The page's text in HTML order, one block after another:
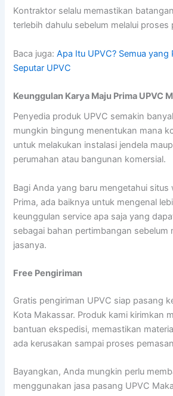
Kontraktor selalu memastikan
terlebih dahulu sebelum melalui proses
Baca juga:Apa Itu UPVC? Semua yang
Seputar UPVC
Keunggulan Karya Maju Prima UPVC
Penyedia produk UPVC semakin
mungkin bingung menentukan mana
untuk melakukan instalasi jendela
perumahan atau bangunan komersial.
Bagi Anda yang baru mengetahui situs
Prima, ada baiknya untuk mengenal
keunggulan service apa saja yang
sebagai bahan pertimbangan sebelum
jasanya.
Free Pengiriman
Gratis pengiriman UPVC siap pasang
Kota Makassar. Produk kami kirimkan
bantuan ekspedisi, memastikan
ada kerusakan sampai proses
Bayangkan, Anda mungkin perlu
menggunakan jasa pasang UPVC